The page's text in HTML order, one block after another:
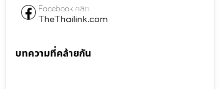
Facebook คลิก
TheThailink.com
บทความที่คล้ายกัน